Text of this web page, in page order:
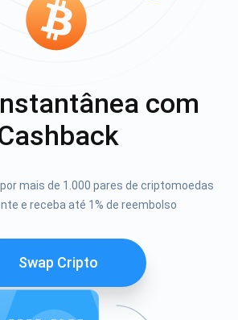
com
mais de 1.000 pares de criptomoedas
e receba até 1% de reembolso
Swap Cripto